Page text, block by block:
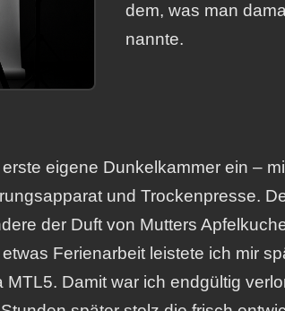
dem, was man
nannte.
eigene Dunkelkammer ein –
und Trockenpresse.
der Duft von Mutters
Ferienarbeit leistete ich mir
Damit war ich endgültig